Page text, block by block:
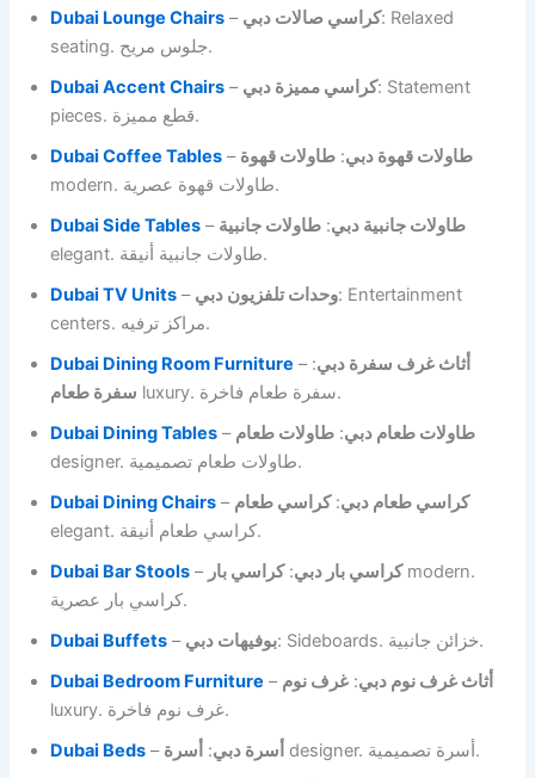
Dubai Lounge Chairs – كراسي صالات دبي: Relaxed
seating. جلوس مريح.
Dubai Accent Chairs – كراسي مميزة دبي: Statement
pieces. قطع مميزة.
Dubai Coffee Tables – طاولات قهوة دبي: طاولات قهوة
modern. طاولات قهوة عصرية.
Dubai Side Tables – طاولات جانبية دبي: طاولات جانبية
elegant. طاولات جانبية أنيقة.
Dubai TV Units – وحدات تلفزيون دبي: Entertainment
centers. مراكز ترفيه.
Dubai Dining Room Furniture – أثاث غرف سفرة دبي:
سفرة طعام
luxury. سفرة طعام فاخرة.
Dubai Dining Tables – طاولات طعام دبي: طاولات طعام
designer. طاولات طعام تصميمية.
Dubai Dining Chairs – كراسي طعام دبي:كراسي طعام
elegant. كراسي طعام أنيقة.
Dubai Bar Stools – كراسي بار دبي:كراسي بار
modern.
كراسي بار عصرية.
Dubai Buffets – بوفيهات دبي
: Sideboards. خزائن جانبية.
Dubai Bedroom Furniture – أثاث غرف نوم دبي: غرف نوم
luxury. غرف نوم فاخرة.
Dubai Beds – أسرة دبي: أسرة
designer. أسرة تصميمية.